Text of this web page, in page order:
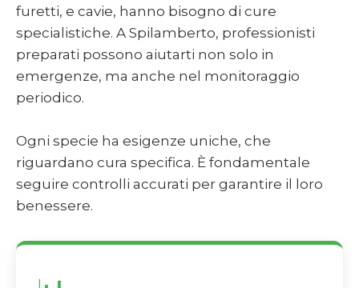
furetti, e cavie, hanno bisogno di cure
specialistiche. A Spilamberto, professionisti
preparati possono aiutarti non solo in
emergenze, ma anche nel monitoraggio
periodico.
Ogni specie ha esigenze uniche, che
riguardano cura specifica. È fondamentale
seguire controlli accurati per garantire il loro
benessere.